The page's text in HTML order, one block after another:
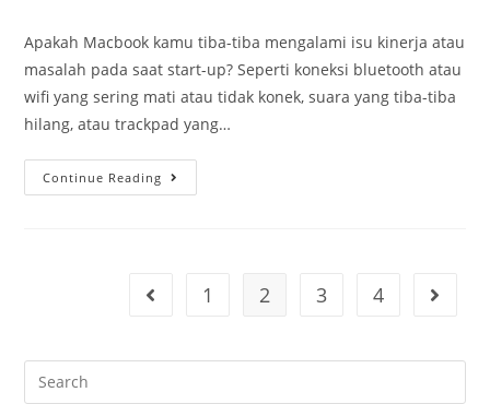
Apakah Macbook kamu tiba-tiba mengalami isu kinerja atau
masalah pada saat start-up? Seperti koneksi bluetooth atau
wifi yang sering mati atau tidak konek, suara yang tiba-tiba
hilang, atau trackpad yang…
Continue Reading
1 2 3 4